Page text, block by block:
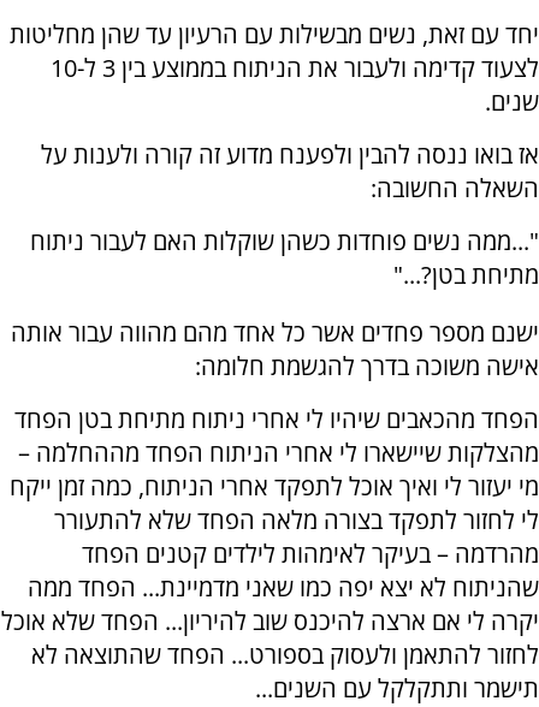
יחד עם זאת, נשים מבשילות עם הרעיון עד שהן מחליטות
לצעוד קדימה ולעבור את הניתוח בממוצע בין 3 ל-10
שנים.
אז בואו ננסה להבין ולפענח מדוע זה קורה ולענות על
השאלה החשובה:
"...ממה נשים פוחדות כשהן שוקלות האם לעבור ניתוח
מתיחת בטן?..."
ישנם מספר פחדים אשר כל אחד מהם מהווה עבור אותה
אישה משוכה בדרך להגשמת חלומה:
הפחד מהכאבים שיהיו לי אחרי ניתוח מתיחת בטן הפחד
מהצלקות שיישארו לי אחרי הניתוח הפחד מההחלמה –
מי יעזור לי ואיך אוכל לתפקד אחרי הניתוח, כמה זמן ייקח
לי לחזור לתפקד בצורה מלאה הפחד שלא להתעורר
מהרדמה – בעיקר לאימהות לילדים קטנים הפחד
שהניתוח לא יצא יפה כמו שאני מדמיינת... הפחד ממה
יקרה לי אם ארצה להיכנס שוב להיריון... הפחד שלא אוכל
לחזור להתאמן ולעסוק בספורט... הפחד שהתוצאה לא
תישמר ותתקלקל עם השנים...